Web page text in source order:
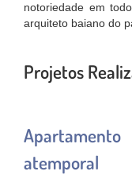
notoriedade em
arquiteto baiano do
Projetos
atemporal